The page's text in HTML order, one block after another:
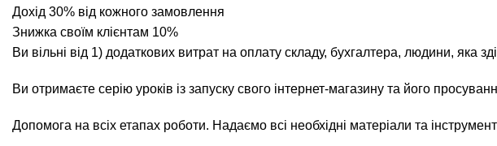
Дохід 30% від кожного замовлення
Знижка своїм клієнтам 10%
Ви вільні від 1) додаткових витрат на оплату складу, бухгалтера, людини, яка
Ви отримаєте серію уроків із запуску свого інтернет-магазину та його
Допомога на всіх етапах роботи. Надаємо всі необхідні матеріали та